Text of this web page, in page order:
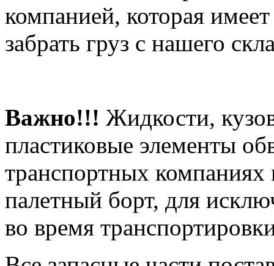
компанией, которая
забрать груз с нашего
Важно!!! Жидкости,
пластиковые элементы
транспортных
палетный борт, для
во время